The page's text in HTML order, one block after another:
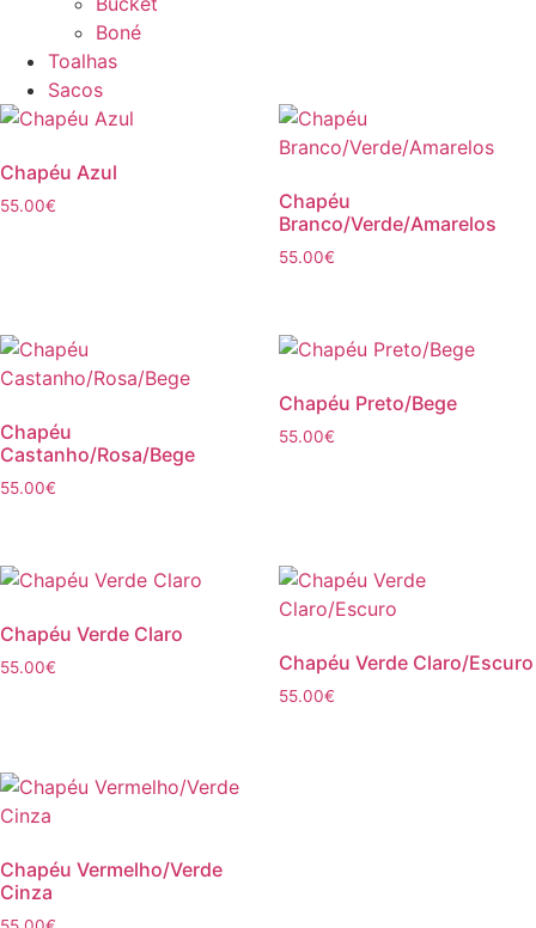
Boné
Toalhas
Sacos
Chapéu Azul
55.00€
Chapéu
Branco/Verde/Amarelos
55.00€
Chapéu
Castanho/Rosa/Bege
55.00€
Chapéu Preto/Bege
55.00€
Chapéu Verde Claro
55.00€ Chapéu Verde Claro/Escuro
55.00€
Chapéu Vermelho/Verde
Cinza